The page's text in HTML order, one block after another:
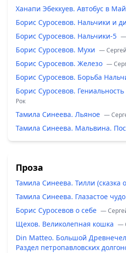
Ханапи Эбеккуев. Автобус в
Борис Суросевов. Нальчики и
Борис Суросевов. Нальчики-5 —
Борис Суросевов. Мухи —
Борис Суросевов. Железо —
Борис Суросевов. Борьба
Борис Суросевов.
Рок
Тамила Синеева. Льяное —
Тамила Синеева. Мальвина.
Проза
Тамила Синеева. Тилли (сказка
Тамила Синеева. Глазастое чудо
Борис Суросевов о себе —
Щехов. Великолепная кошка —
Din Matteo. Большой
Раздел петропавловских